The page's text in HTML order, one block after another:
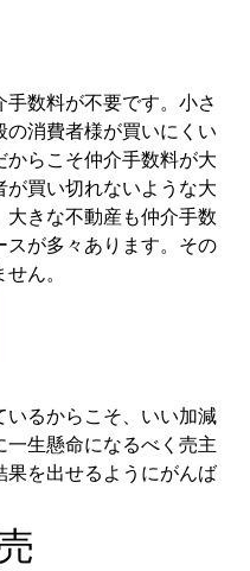
数料が不要です。小さ
の消費者様が買いにくい
からこそ仲介手数料が大
が買い切れないような大
大きな不動産も仲介手数
スが多々あります。その
ん。
いるからこそ、いい加減
一生懸命になるべく売主
果を出せるようにがんば